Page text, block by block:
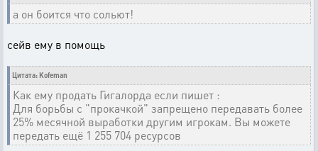
а он боится что сольют!
сейв ему в помощь
Цитата: Kofeman
Как ему продать Гигалорда если пишет :
Для борьбы с "прокачкой" запрещено передавать более
25% месячной выработки другим игрокам. Вы можете
передать ещё 1 255 704 ресурсов